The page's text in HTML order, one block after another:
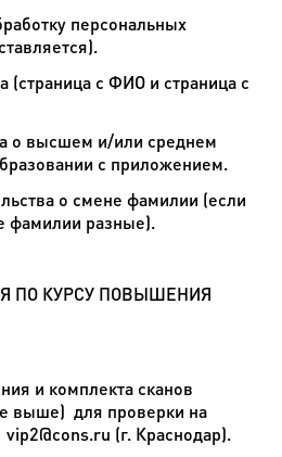
персональных
с ФИО и страница с
высшем и/или среднем
с приложением.
о смене фамилии (если
фамилии разные).
ПО КУРСУ ПОВЫШЕНИЯ
и комплекта сканов
выше) для проверки на
vip2@cons.ru (г. Краснодар).